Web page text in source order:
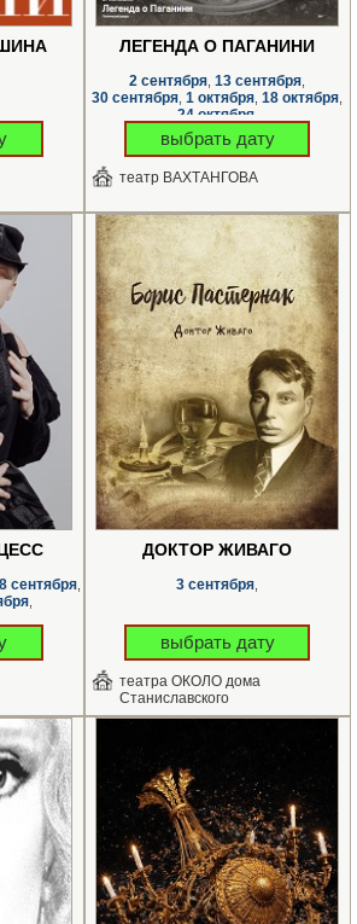
ЛЕГЕНДА О ПАГАНИНИ
2 сентября 13 сентября
30 сентября 1 октября 18 октября
24 октября,
выбрать дату
театр ВАХТАНГОВА
сентября
,
ДОКТОР ЖИВАГО
3 сентября
выбрать дату
театра ОКОЛО дома
Станиславского